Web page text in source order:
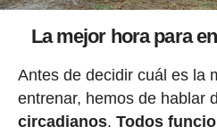
La mejor hora para
Antes de decidir cuál es la
entrenar, hemos de hablar
circadianos. Todos